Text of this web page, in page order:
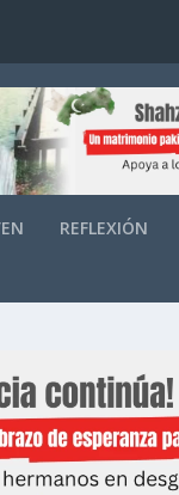
REFLEXIÓN